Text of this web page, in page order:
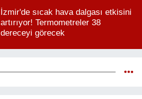
İzmir'de sıcak hava dalgası etkisini
artırıyor! Termometreler 38
dereceyi görecek